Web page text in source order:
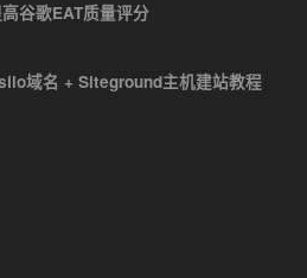
谷歌EAT质量评分
域名 + Siteground主机建站教程